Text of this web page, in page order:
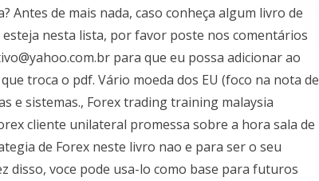
Antes de mais nada, caso conheça algum livro de
nesta lista, por favor poste nos comentários
para que eu possa adicionar ao
troca o pdf. Vário moeda dos EU (foco na nota de
e sistemas., Forex trading training malaysia
cliente unilateral promessa sobre a hora sala de
de Forex neste livro nao e para ser o seu
disso, voce pode usa-lo como base para futuros